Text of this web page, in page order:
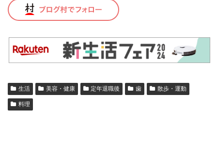
生活 美容・健康 定年退職後 歯 散歩・運動
料理